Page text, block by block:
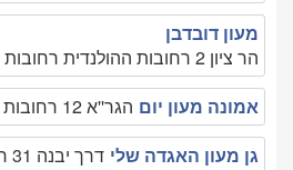
מעון דובדבן
הר ציון 2 רחובות ההולנדית רחובות , 08-9316292
אמונה מעון יום הגר''א 12 רחובות , 9474447
גן מעון האגדה שלי דרך יבנה 31 רחובות , 9318520